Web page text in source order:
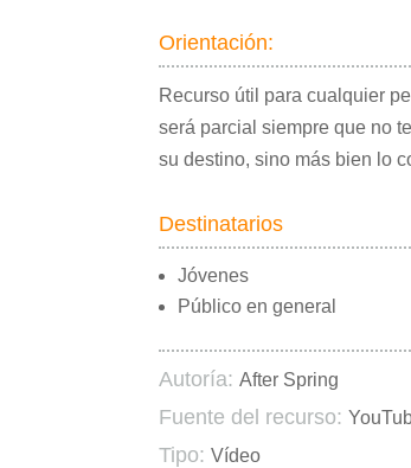
Orientación:
Recurso útil para cualquier
será parcial siempre que no
su destino, sino más bien lo
Destinatarios
Jóvenes
Público en general
Autoría: After Spring
Fuente del recurso:
Tipo: Vídeo